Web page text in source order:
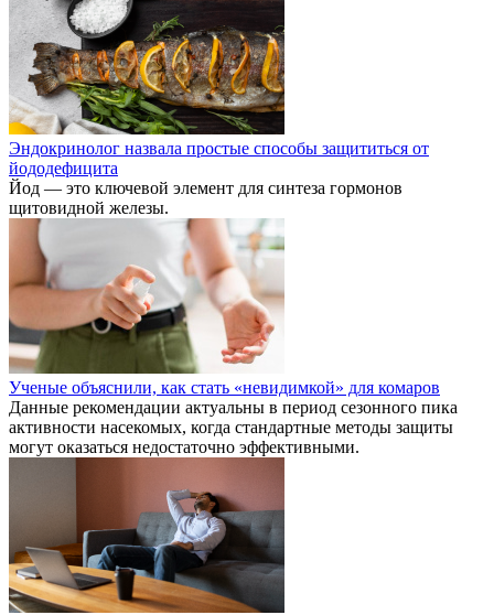
Эндокринолог назвала простые способы защититься от
йододефицита
Йод — это ключевой элемент для синтеза гормонов
щитовидной железы.
Ученые объяснили, как стать «невидимкой» для комаров
Данные рекомендации актуальны в период сезонного пика
активности насекомых, когда стандартные методы защиты
могут оказаться недостаточно эффективными.